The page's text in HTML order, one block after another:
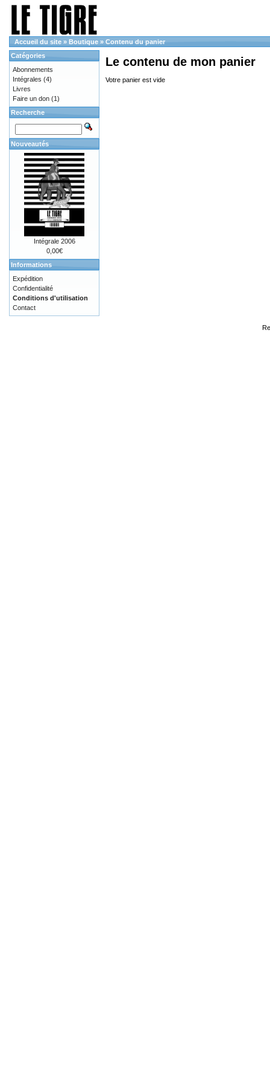
Accueil du site » Boutique » Contenu du panier
Le contenu de mon panier
Votre panier est vide
Catégories
Abonnements
Intégrales (4)
Livres
Faire un don (1)
Recherche
Nouveautés
Intégrale 2006
0,00€
Informations
Expédition
Confidentialité
Conditions d'utilisation
Contact